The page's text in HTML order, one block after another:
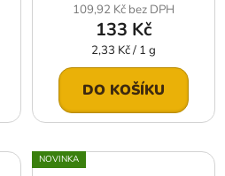
109,92 Kč bez DPH
133 Kč
Měrná
cena:
2,33 Kč / 1 g
DO KOŠÍKU
NOVINKA